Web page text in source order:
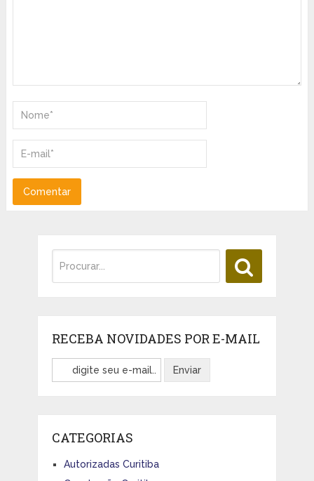
RECEBA NOVIDADES POR E-MAIL
CATEGORIAS
Autorizadas Curitiba